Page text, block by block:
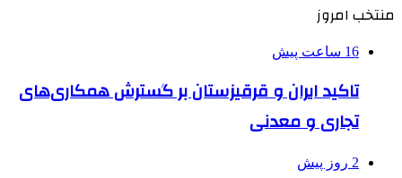
منتخب امروز
16 ساعت پیش
تاکید ایران و قرقیزستان بر گسترش همکاری‌های
تجاری و معدنی
2 روز پیش